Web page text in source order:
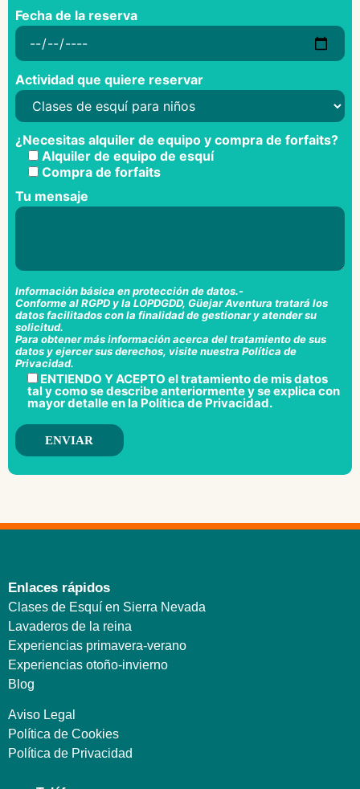
Fecha de la reserva
Actividad que quiere reservar
¿Necesitas alquiler de equipo y compra de forfaits?
Alquiler de equipo de esquí
Compra de forfaits
Tu mensaje
Información básica en protección de datos.-
Conforme al RGPD y la LOPDGDD, Güejar Aventura tratará los
datos facilitados con la finalidad de gestionar y atender su
solicitud.
Para obtener más información acerca del tratamiento de sus
datos y ejercer sus derechos, visite nuestra Política de
Privacidad.
ENTIENDO Y ACEPTO el tratamiento de mis datos
tal y como se describe anteriormente y se explica con
mayor detalle en la Política de Privacidad.
Enlaces rápidos
Clases de Esquí en Sierra Nevada
Lavaderos de la reina
Experiencias primavera-verano
Experiencias otoño-invierno
Blog
Aviso Legal
Política de Cookies
Política de Privacidad